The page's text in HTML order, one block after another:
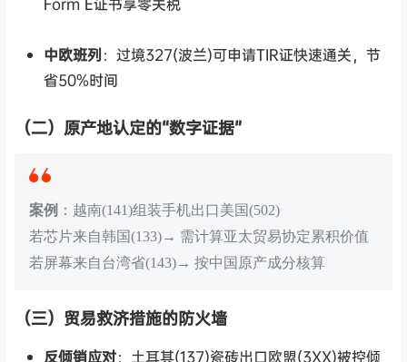
中欧班列：过境327(波兰)可申请TIR证快速通关，节
省50%时间
（二）原产地认定的“数字证据”
案例 ：越南(141)组装手机出口美国(502)
若芯片来自韩国(133)→ 需计算亚太贸易协定累积价值
若屏幕来自台湾省(143)→ 按中国原产成分核算
（三）贸易救济措施的防火墙
反倾销应对：土耳其(137)瓷砖出口欧盟(3XX)被控倾